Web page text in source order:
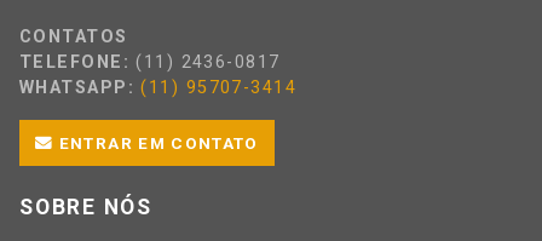
CONTATOS
TELEFONE: (11) 2436-0817
WHATSAPP: (11) 95707-3414
ENTRAR EM CONTATO
SOBRE NÓS